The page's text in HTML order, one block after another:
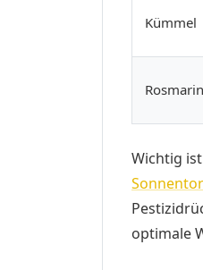
Kümmel
Rosmarin
Wichtig
Sonnentor
optimale